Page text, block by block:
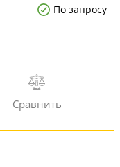
По запросу